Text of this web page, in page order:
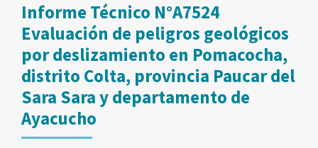
Informe Técnico N°A7524
Evaluación de peligros geológicos
por deslizamiento en Pomacocha,
distrito Colta, provincia Paucar del
Sara Sara y departamento de
Ayacucho